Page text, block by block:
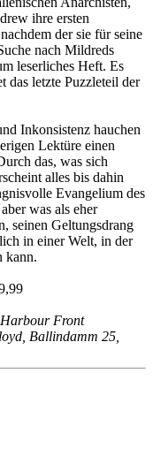
ihre ersten
der sie für seine
nach Mildreds
leserliches Heft. Es
das letzte Puzzleteil der
Inkonsistenz hauchen
Lektüre einen
das, was sich
alles bis dahin
Evangelium des
was als eher
seinen Geltungsdrang
in einer Welt, in der
kann.
Front
Ballindamm 25,